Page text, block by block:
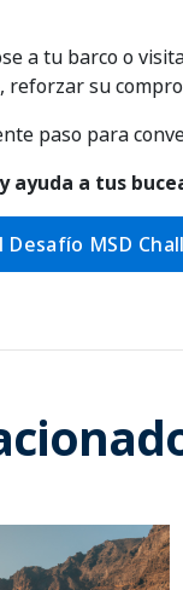
a tu barco o
su
paso para
ayuda a tus
MSD